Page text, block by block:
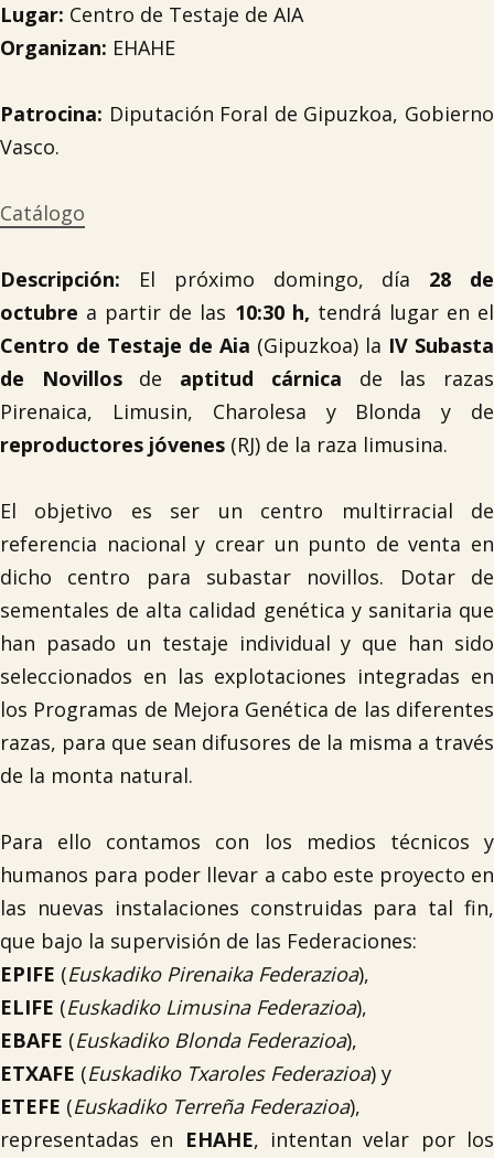
Lugar: Centro de Testaje de AIA
Organizan: EHAHE
Patrocina: Diputación Foral de Gipuzkoa, Gobierno
Vasco.
Catálogo
Descripción: El próximo domingo, día 28 de
octubre a partir de las 10:30 h, tendrá lugar en el
Centro de Testaje de Aia (Gipuzkoa) la IV Subasta
de Novillosde aptitud cárnica de las razas
Pirenaica, Limusin, Charolesa y Blonda y de
reproductores jóvenes (RJ) de la raza limusina.
El objetivo es ser un centro multirracial de
referencia nacional y crear un punto de venta en
dicho centro para subastar novillos. Dotar de
sementales de alta calidad genética y sanitaria que
han pasado un testaje individual y que han sido
seleccionados en las explotaciones integradas en
los Programas de Mejora Genética de las diferentes
razas, para que sean difusores de la misma a través
de la monta natural.
Para ello contamos con los medios técnicos y
humanos para poder llevar a cabo este proyecto en
las nuevas instalaciones construidas para tal fin,
que bajo la supervisión de las Federaciones:
EPIFE (Euskadiko Pirenaika Federazioa),
ELIFE (Euskadiko Limusina Federazioa),
EBAFE (Euskadiko Blonda Federazioa),
ETXAFE (Euskadiko Txaroles Federazioa) y
ETEFE (Euskadiko Terreña Federazioa),
representadas en EHAHE, intentan velar por los